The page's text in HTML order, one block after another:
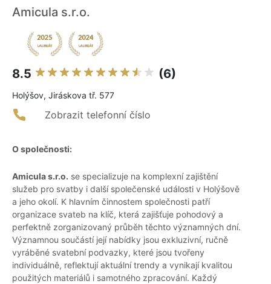
Amicula s.r.o.
8.5 (6)
Holýšov, Jiráskova tř. 577
Zobrazit telefonní číslo
O společnosti:
Amicula s.r.o. se specializuje na komplexní zajištění
služeb pro svatby i další společenské události v Holýšově
a jeho okolí. K hlavním činnostem společnosti patří
organizace svateb na klíč, která zajišťuje pohodový a
perfektně zorganizovaný průběh těchto významných dní.
Významnou součástí její nabídky jsou exkluzivní, ručně
vyráběné svatební podvazky, které jsou tvořeny
individuálně, reflektují aktuální trendy a vynikají kvalitou
použitých materiálů i samotného zpracování. Každý